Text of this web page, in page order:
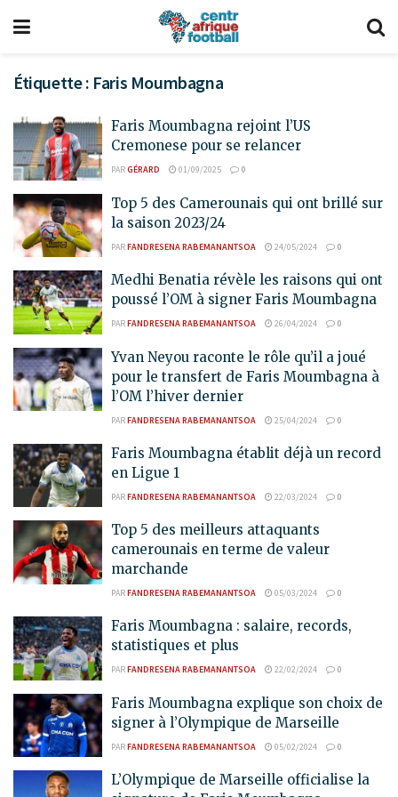
Étiquette : Faris Moumbagna
Faris Moumbagna rejoint l’US
Cremonese pour se relancer
PARGÉRARD 01/09/2025 0
Top 5 des Camerounais qui ont brillé sur
la saison 2023/24
PARFANDRESENA RABEMANANTSOA 24/05/2024 0
Medhi Benatia révèle les raisons qui ont
poussé l’OM à signer Faris Moumbagna
PARFANDRESENA RABEMANANTSOA 26/04/2024 0
Yvan Neyou raconte le rôle qu’il a joué
pour le transfert de Faris Moumbagna à
l’OM l’hiver dernier
PARFANDRESENA RABEMANANTSOA 25/04/2024 0
Faris Moumbagna établit déjà un record
en Ligue 1
PARFANDRESENA RABEMANANTSOA 22/03/2024 0
Top 5 des meilleurs attaquants
camerounais en terme de valeur
marchande
PARFANDRESENA RABEMANANTSOA 05/03/2024 0
Faris Moumbagna : salaire, records,
statistiques et plus
PARFANDRESENA RABEMANANTSOA 22/02/2024 0
Faris Moumbagna explique son choix de
signer à l’Olympique de Marseille
PARFANDRESENA RABEMANANTSOA 05/02/2024 0
L’Olympique de Marseille officialise la